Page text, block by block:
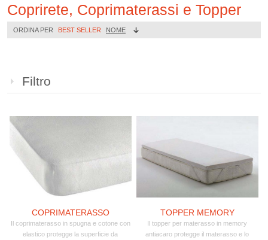
Coprirete, Coprimaterassi e Topper
ORDINA PER BEST SELLER NOME
Filtro
COPRIMATERASSO
Il coprimaterasso in spugna e cotone con
elastico protegge la superficie da
TOPPER MEMORY
Il topper per materasso in memory
antiacaro protegge il materasso e lo